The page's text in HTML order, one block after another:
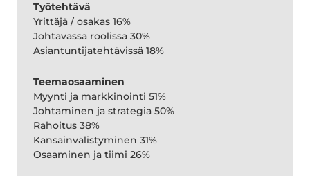
Työtehtävä
Yrittäjä / osakas 16%
Johtavassa roolissa 30%
Asiantuntijatehtävissä 18%
Teemaosaaminen
Myynti ja markkinointi 51%
Johtaminen ja strategia 50%
Rahoitus 38%
Kansainvälistyminen 31%
Osaaminen ja tiimi 26%